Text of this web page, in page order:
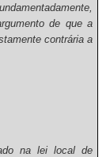
de que a
contrária a
na lei local de